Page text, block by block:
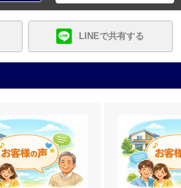
LINEで共有する